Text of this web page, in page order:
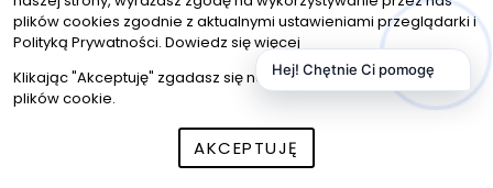
Ulubione
Formularze
Zgłoś nieruchomość
plików cookies zgodnie z aktualnymi ustawieniami przeglądarki i
Polityką Prywatności. Dowiedz się więcej
Klikając "Akceptuję" zgadasz się na wykorzystywanie przez nas
plików cookie.
AKCEPTUJĘ
Hej! Chętnie Ci pomogę